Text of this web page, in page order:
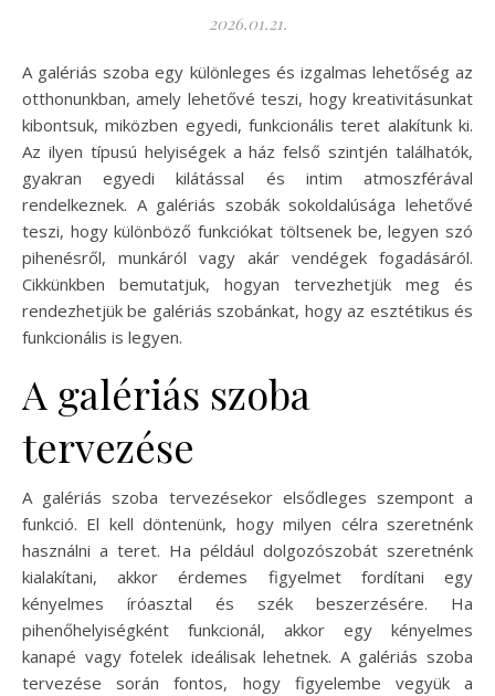
2026.01.21.
A galériás szoba egy különleges és izgalmas lehetőség az
otthonunkban, amely lehetővé teszi, hogy kreativitásunkat
kibontsuk, miközben egyedi, funkcionális teret alakítunk ki.
Az ilyen típusú helyiségek a ház felső szintjén találhatók,
gyakran egyedi kilátással és intim atmoszférával
rendelkeznek. A galériás szobák sokoldalúsága lehetővé
teszi, hogy különböző funkciókat töltsenek be, legyen szó
pihenésről, munkáról vagy akár vendégek fogadásáról.
Cikkünkben bemutatjuk, hogyan tervezhetjük meg és
rendezhetjük be galériás szobánkat, hogy az esztétikus és
funkcionális is legyen.
A galériás szoba
tervezése
A galériás szoba tervezésekor elsődleges szempont a
funkció. El kell döntenünk, hogy milyen célra szeretnénk
használni a teret. Ha például dolgozószobát szeretnénk
kialakítani, akkor érdemes figyelmet fordítani egy
kényelmes íróasztal és szék beszerzésére. Ha
pihenőhelyiségként funkcionál, akkor egy kényelmes
kanapé vagy fotelek ideálisak lehetnek. A galériás szoba
tervezése során fontos, hogy figyelembe vegyük a